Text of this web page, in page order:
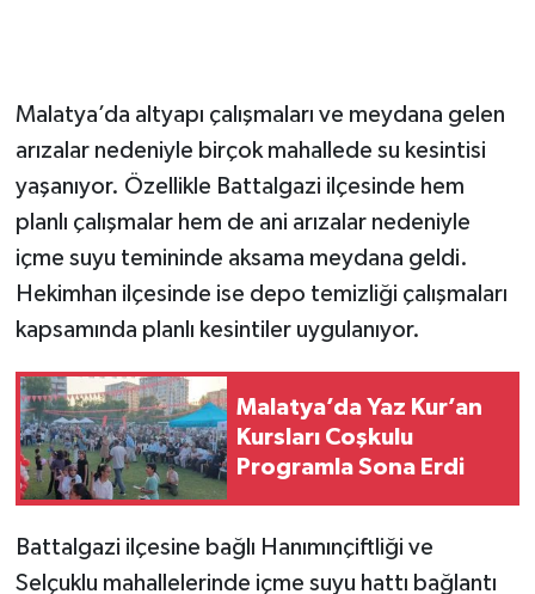
Malatya’da altyapı çalışmaları ve meydana gelen
arızalar nedeniyle birçok mahallede su kesintisi
yaşanıyor. Özellikle Battalgazi ilçesinde hem
planlı çalışmalar hem de ani arızalar nedeniyle
içme suyu temininde aksama meydana geldi.
Hekimhan ilçesinde ise depo temizliği çalışmaları
kapsamında planlı kesintiler uygulanıyor.
Malatya’da Yaz Kur’an
Kursları Coşkulu
Programla Sona Erdi
Battalgazi ilçesine bağlı Hanımınçiftliği ve
Selçuklu mahallelerinde içme suyu hattı bağlantı